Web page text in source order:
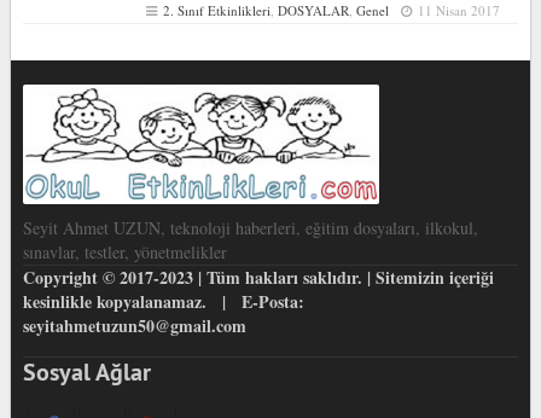
2. Sınıf Etkinlikleri,DOSYALAR,Genel 11 Nisan 2017
Seyit Ahmet UZUN, teknoloji haberleri, eğitim dosyaları, ilkokul,
sınavlar, testler, yönetmelikler
Copyright © 2017-2023 | Tüm hakları saklıdır. | Sitemizin içeriği
kesinlikle kopyalanamaz. | E-Posta:
seyitahmetuzun50@gmail.com
Sosyal Ağlar